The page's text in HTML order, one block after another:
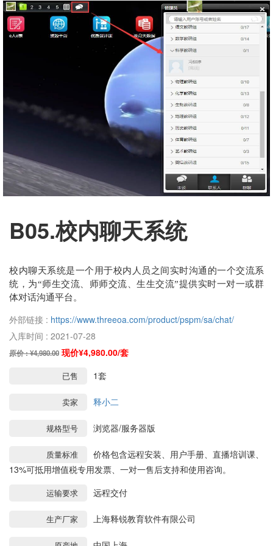
B05.校内聊天系统
校内聊天系统是一个用于校内人员之间实时沟通的一个交流系
统，为“师生交流、师师交流、生生交流”提供实时一对一或群
体对话沟通平台。
外部链接 : https://www.threeoa.com/product/pspm/sa/chat/
入库时间 : 2021-07-28
原价 : ¥4,980.00 现价¥4,980.00/套
已售 1套
卖家 释小二
规格型号 浏览器/服务器版
质量标准
价格包含远程安装、用户手册、直播培训课、
13%可抵用增值税专用发票、一对一售后支持和使用咨询。
运输要求 远程交付
生产厂家 上海释锐教育软件有限公司